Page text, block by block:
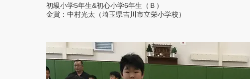
初級小学5年生&初心小学6年生（Ｂ）
金賞：中村光太（埼玉県吉川市立栄小学校）